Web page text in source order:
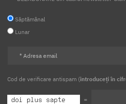
Săptămânal
Lunar
Cod de verificare antispam (introduceți în
=